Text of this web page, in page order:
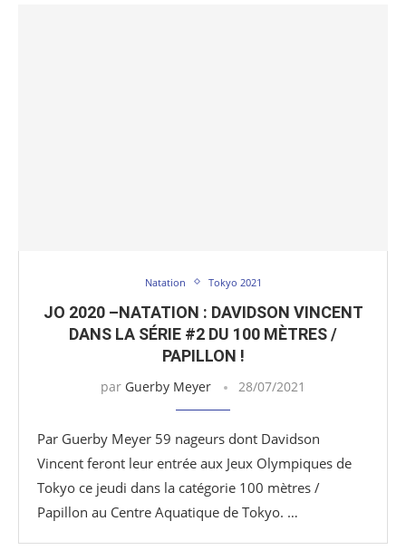
Natation Tokyo 2021
JO 2020 –NATATION : DAVIDSON VINCENT
DANS LA SÉRIE #2 DU 100 MÈTRES /
PAPILLON !
par Guerby Meyer 28/07/2021
Par Guerby Meyer 59 nageurs dont Davidson
Vincent feront leur entrée aux Jeux Olympiques de
Tokyo ce jeudi dans la catégorie 100 mètres /
Papillon au Centre Aquatique de Tokyo. …